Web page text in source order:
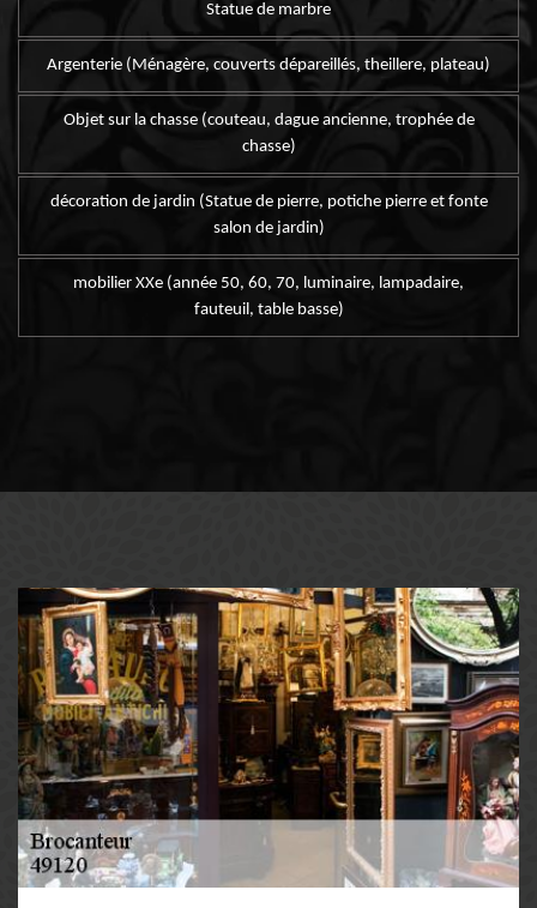
Statue de marbre
Argenterie (Ménagère, couverts dépareillés, theillere, plateau)
Objet sur la chasse (couteau, dague ancienne, trophée de
chasse)
décoration de jardin (Statue de pierre, potiche pierre et fonte
salon de jardin)
mobilier XXe (année 50, 60, 70, luminaire, lampadaire,
fauteuil, table basse)